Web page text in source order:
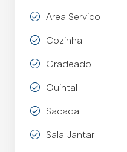
Area Servico
Cozinha
Gradeado
Quintal
Sacada
Sala Jantar